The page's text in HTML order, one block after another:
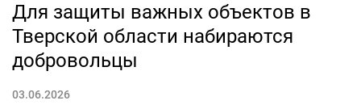
Для защиты важных объектов в
Тверской области набираются
добровольцы
03.06.2026